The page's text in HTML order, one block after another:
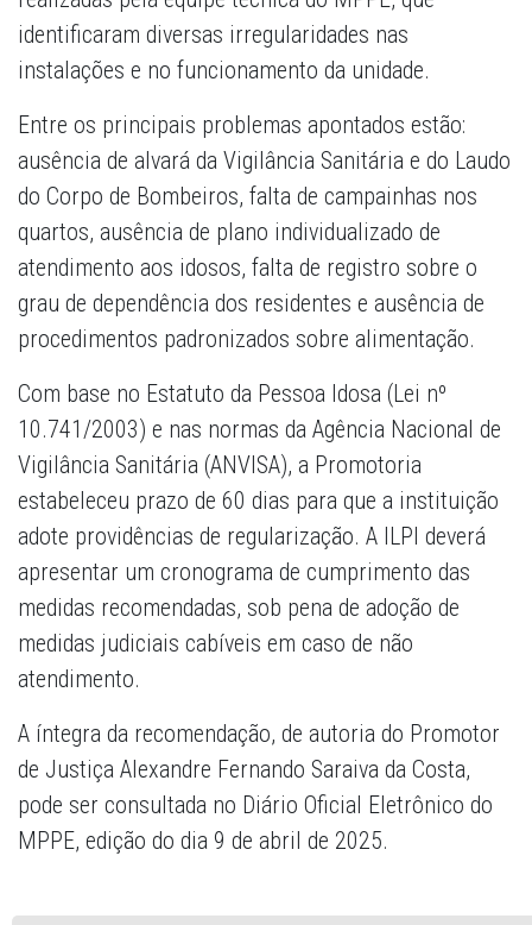
identificaram diversas irregularidades nas
instalações e no funcionamento da unidade.
Entre os principais problemas apontados estão:
ausência de alvará da Vigilância Sanitária e do Laudo
do Corpo de Bombeiros, falta de campainhas nos
quartos, ausência de plano individualizado de
atendimento aos idosos, falta de registro sobre o
grau de dependência dos residentes e ausência de
procedimentos padronizados sobre alimentação.
Com base no Estatuto da Pessoa Idosa (Lei nº
10.741/2003) e nas normas da Agência Nacional de
Vigilância Sanitária (ANVISA), a Promotoria
estabeleceu prazo de 60 dias para que a instituição
adote providências de regularização. A ILPI deverá
apresentar um cronograma de cumprimento das
medidas recomendadas, sob pena de adoção de
medidas judiciais cabíveis em caso de não
atendimento.
A íntegra da recomendação, de autoria do Promotor
de Justiça Alexandre Fernando Saraiva da Costa,
pode ser consultada no Diário Oficial Eletrônico do
MPPE, edição do dia 9 de abril de 2025.